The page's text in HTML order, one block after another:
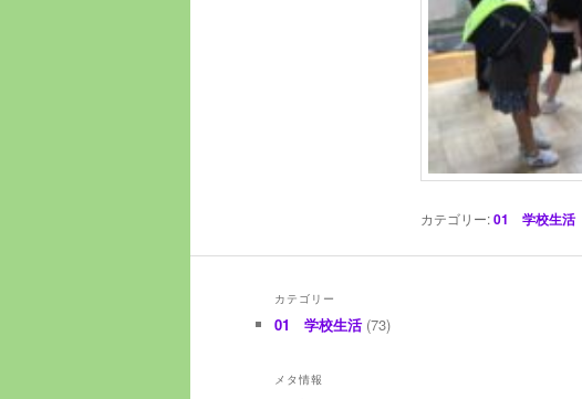
カテゴリー:01 学校生活
カテゴリー
01 学校生活(73)
メタ情報